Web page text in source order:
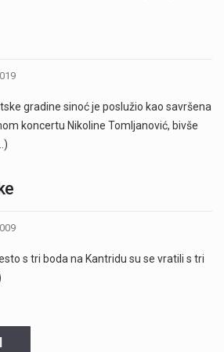
gradine sinoć je poslužio kao savršena
koncertu Nikoline Tomljanović, bivše
s tri boda na Kantridu su se vratili s tri